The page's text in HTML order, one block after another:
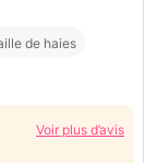
de haies
Voir plus d’avis